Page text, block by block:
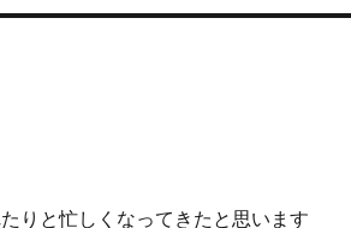
りと忙しくなってきたと思います